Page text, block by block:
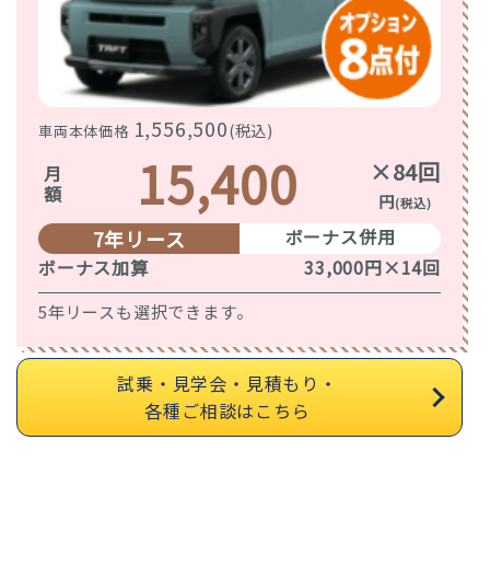
車両本体価格 1,556,500(税込)
月額 15,400 ×84回
円(税込)
7年リース
ボーナス併用
ボーナス加算
33,000円×14回
5年リースも選択できます。
試乗・見学会・見積もり・
各種ご相談はこちら